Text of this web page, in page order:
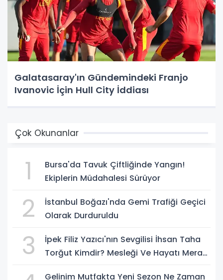
Galatasaray'ın Gündemindeki Franjo
Ivanovic İçin Hull City İddiası
Çok Okunanlar
1
Bursa'da Tavuk Çiftliğinde Yangın!
Ekiplerin Müdahalesi Sürüyor
2
İstanbul Boğazı'nda Gemi Trafiği Geçici
Olarak Durduruldu
3
İpek Filiz Yazıcı'nın Sevgilisi İhsan Taha
Torğut Kimdir? Mesleği Ve Hayatı Merak
Gelinim Mutfakta Yeni Sezon Ne Zaman